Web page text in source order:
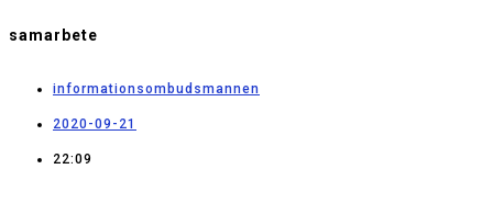
samarbete
informationsombudsmannen
2020-09-21
22:09